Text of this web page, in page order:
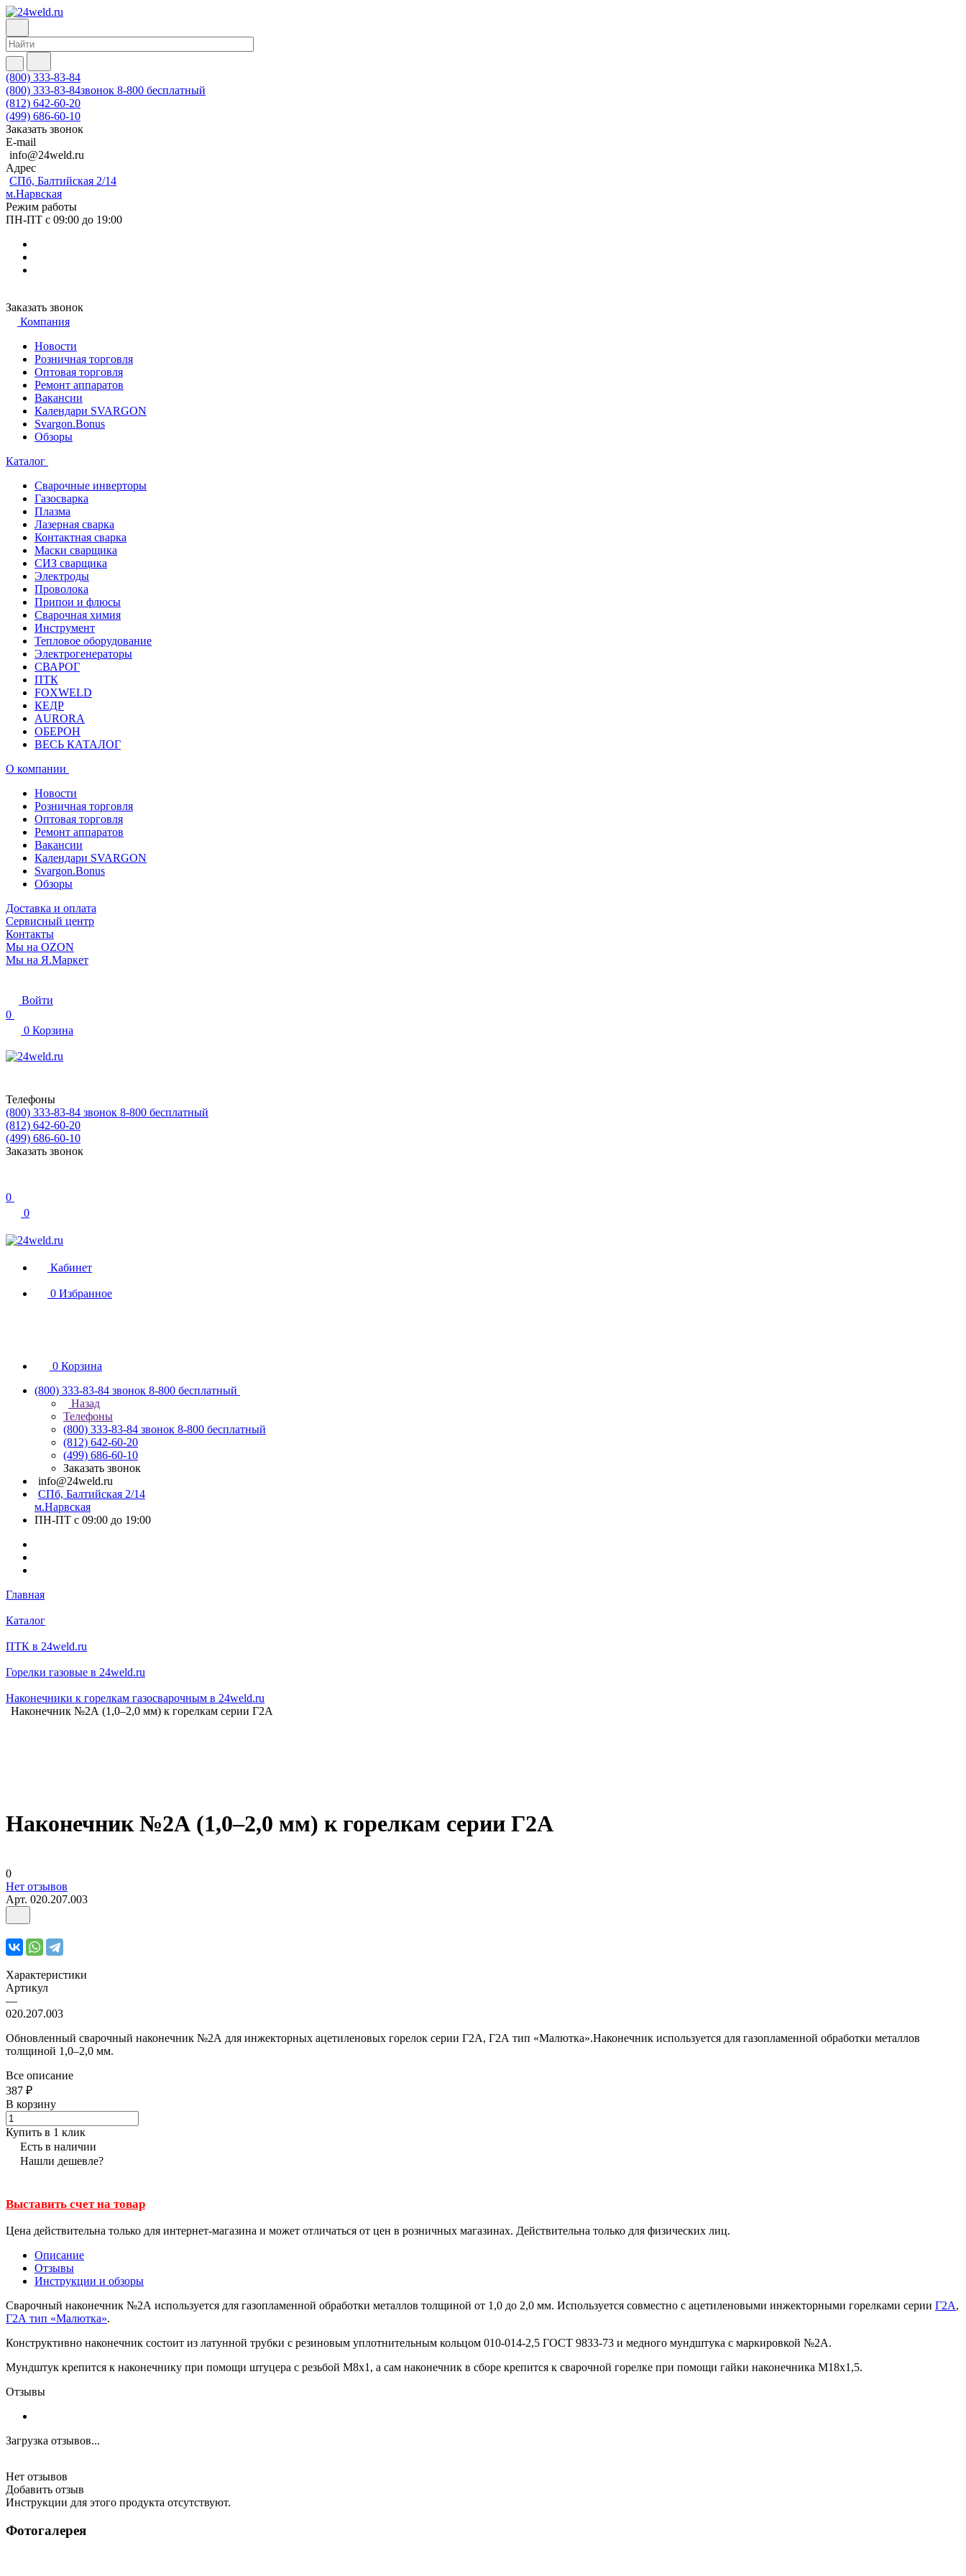
(800) 333-83-84
(800) 333-83-84звонок 8-800 бесплатный
(812) 642-60-20
(499) 686-60-10
Заказать звонок
E-mail
info@24weld.ru
Адрес
СПб, Балтийская 2/14
м.Нарвская
Режим работы
ПН-ПТ с 09:00 до 19:00
Заказать звонок
Компания
Новости
Розничная торговля
Оптовая торговля
Ремонт аппаратов
Вакансии
Календари SVARGON
Svargon.Bonus
Обзоры
Каталог
Сварочные инверторы
Газосварка
Плазма
Лазерная сварка
Контактная сварка
Маски сварщика
СИЗ сварщика
Электроды
Проволока
Припои и флюсы
Сварочная химия
Инструмент
Тепловое оборудование
Электрогенераторы
СВАРОГ
ПТК
FOXWELD
КЕДР
AURORA
ОБЕРОН
ВЕСЬ КАТАЛОГ
О компании
Новости
Розничная торговля
Оптовая торговля
Ремонт аппаратов
Вакансии
Календари SVARGON
Svargon.Bonus
Обзоры
Доставка и оплата
Сервисный центр
Контакты
Мы на OZON
Мы на Я.Маркет
Войти
0
0 Корзина
Телефоны
(800) 333-83-84 звонок 8-800 бесплатный
(812) 642-60-20
(499) 686-60-10
Заказать звонок
0
0
Кабинет
0 Избранное
0 Корзина
(800) 333-83-84 звонок 8-800 бесплатный
Назад
Телефоны
(800) 333-83-84 звонок 8-800 бесплатный
(812) 642-60-20
(499) 686-60-10
Заказать звонок
info@24weld.ru
СПб, Балтийская 2/14
м.Нарвская
ПН-ПТ с 09:00 до 19:00
Главная
Каталог
ПТК в 24weld.ru
Горелки газовые в 24weld.ru
Наконечники к горелкам газосварочным в 24weld.ru
Наконечник №2А (1,0–2,0 мм) к горелкам серии Г2А
Наконечник №2А (1,0–2,0 мм) к горелкам серии Г2А
0
Нет отзывов
Арт. 020.207.003
Характеристики
Артикул
—
020.207.003
Обновленный сварочный наконечник №2А для инжекторных ацетиленовых горелок серии Г2А, Г2А тип «Малютка».Наконечник используется для газопламенной обработки металлов
толщиной 1,0–2,0 мм.
Все описание
387 ₽
В корзину
Купить в 1 клик
Есть в наличии
Нашли дешевле?
Выставить счет на товар
Цена действительна только для интернет-магазина и может отличаться от цен в розничных магазинах. Действительна только для физических лиц.
Описание
Отзывы
Инструкции и обзоры
Сварочный наконечник №2А используется для газопламенной обработки металлов толщиной от 1,0 до 2,0 мм. Используется совместно с ацетиленовыми инжекторными горелками серии Г2А,
Г2А тип «Малютка».
Конструктивно наконечник состоит из латунной трубки с резиновым уплотнительным кольцом 010-014-2,5 ГОСТ 9833-73 и медного мундштука с маркировкой №2А.
Мундштук крепится к наконечнику при помощи штуцера с резьбой М8х1, а сам наконечник в сборе крепится к сварочной горелке при помощи гайки наконечника M18х1,5.
Отзывы
Загрузка отзывов...
Нет отзывов
Добавить отзыв
Инструкции для этого продукта отсутствуют.
Фотогалерея